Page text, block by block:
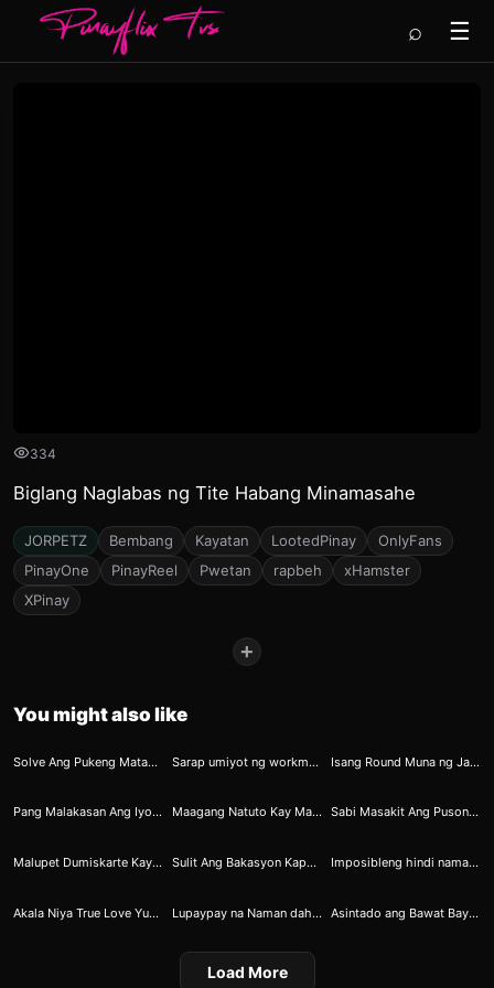
☰
⌕
334
Biglang Naglabas ng Tite Habang Minamasahe
JORPETZ Bembang Kayatan LootedPinay
OnlyFans
PinayOne
PinayReel Pwetan rapbeh
xHamster
XPinay
+
You might also like
24
Solve Ang Pukeng Matambok sa Toy na Nabili sa Tiktok Sarap umiyot ng workmate ko Isang Round Muna ng Jabol Bago Mag Ahit ng Bulbol
87
Pang Malakasan Ang Iyotan Ni Ivan And Gregor
91
Maagang Natuto Kay Mang Kanor si Angelo
147
Sabi Masakit Ang Puson Gusto Lang Pala Tusukin Ang Butas na Mabalbon
166
Malupet Dumiskarte Kaya May 3some si Kumapre 2
173
Sulit Ang Bakasyon Kapag Kasama si Allison – 3
179
Imposibleng hindi namasa si Claudine Barretto sa galing pumapak ng kasama niyang actor
397
Akala Niya True Love Yun Pala Paluwagan
415
Lupaypay na Naman dahil sa Bembangan
430
Asintado ang Bawat Bayo ni Armando
Load More